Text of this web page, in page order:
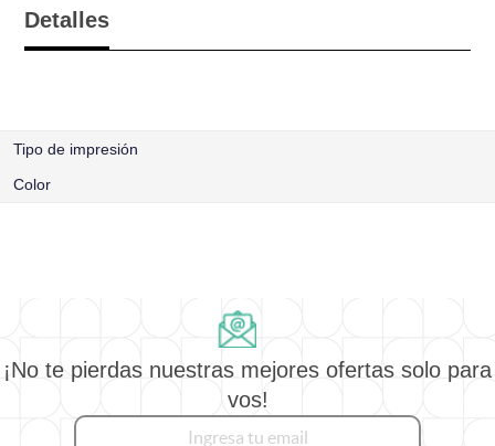
Detalles
Tipo de impresión
Color
¡No te pierdas nuestras mejores ofertas solo para
vos!